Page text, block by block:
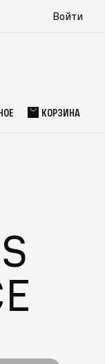
Войти
КОРЗИНА